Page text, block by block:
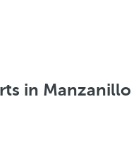
in Manzanillo